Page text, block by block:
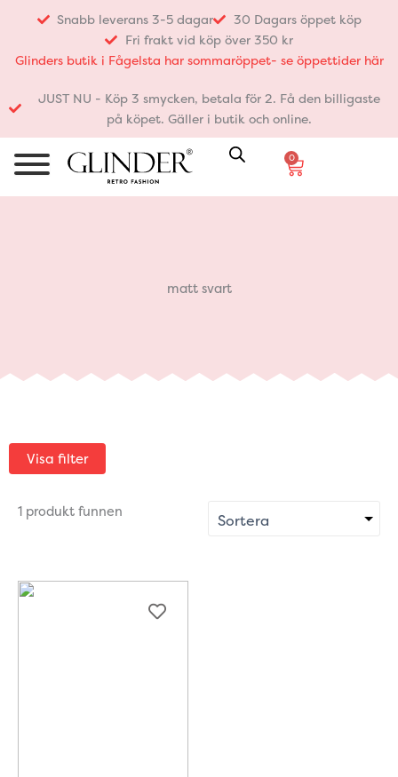
innehåll
Snabb leverans 3-5 dagar
30 Dagars öppet köp
Fri frakt vid köp över 350 kr
Glinders butik i Fågelsta har sommaröppet- se öppettider här
JUST NU - Köp 3 smycken, betala för 2. Få den billigaste
på köpet. Gäller i butik och online.
0
Varukorg
matt svart
Visa filter
1 produkt funnen